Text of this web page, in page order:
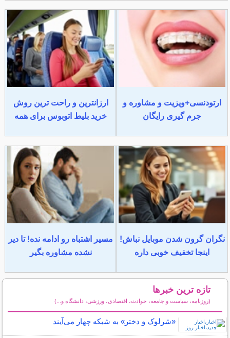
ارتودنسی+ویزیت و مشاوره و
جرم گیری رایگان
ارزانترین و راحت ترین روش
خرید بلیط اتوبوس برای همه
نگران گرون شدن موبایل نباش!
اینجا تخفیف خوبی داره
مسیر اشتباه رو ادامه نده! تا دیر
نشده مشاوره بگیر
تازه ترین خبرها
(روزنامه، سیاست و جامعه، حوادث، اقتصادی، ورزشی، دانشگاه و...)
«شرلوک و دختر» به شبکه چهار می‌آیند